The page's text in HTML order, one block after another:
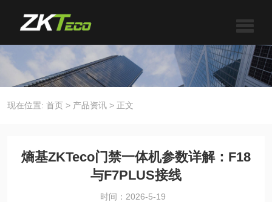
现在位置: 首页 > 产品资讯 > 正文
熵基ZKTeco门禁一体机参数详解：F18
与F7PLUS接线
时间：2026-5-19